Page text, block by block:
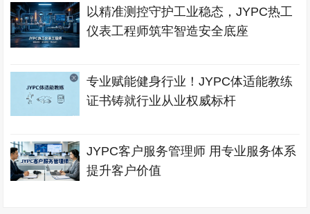
以精准测控守护工业稳态，JYPC热工
仪表工程师筑牢智造安全底座
专业赋能健身行业！JYPC体适能教练
证书铸就行业从业权威标杆
JYPC客户服务管理师 用专业服务体系
提升客户价值